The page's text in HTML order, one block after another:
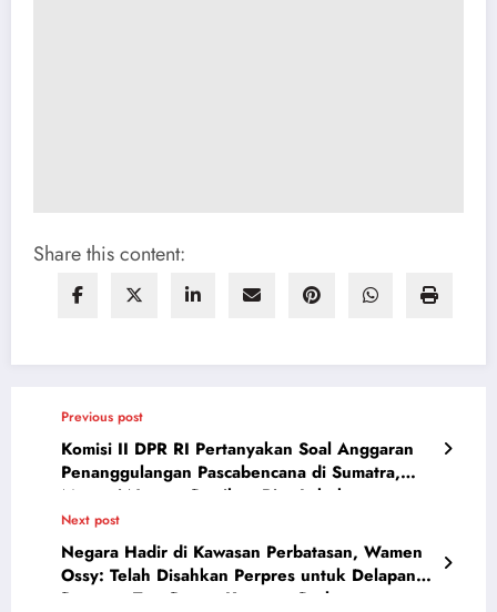
Share this content:
Previous post
Komisi II DPR RI Pertanyakan Soal Anggaran
Penanggulangan Pascabencana di Sumatra,
Menteri Nusron Pastikan Bisa Lakukan
Refocusing
Next post
Negara Hadir di Kawasan Perbatasan, Wamen
Ossy: Telah Disahkan Perpres untuk Delapan
Rencana Tata Ruang Kawasan Perbatasan